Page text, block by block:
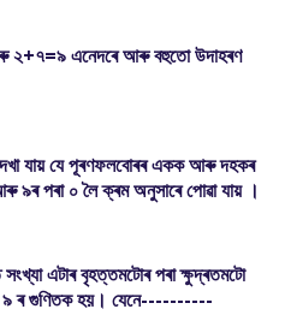
এনেদৰে আৰু বহুতো উদাহৰণ
যায় যে পূৰণফলবোৰৰ একক আৰু দহকৰ
৯ৰ পৰা ০ লৈ ক্ৰম অনুসাৰে পোৱা যায় ।
এটাৰ বৃহত্তমটোৰ পৰা ক্ষুদ্ৰতমটো
৯ ৰ গুণিতক হয়। যেনে----------